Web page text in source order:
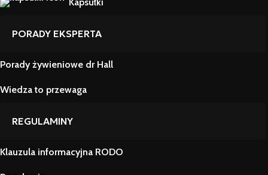
PORADY EKSPERTA
Porady żywieniowe dr Hall
Wiedza to przewaga
REGULAMINY
Klauzula informacyjna RODO